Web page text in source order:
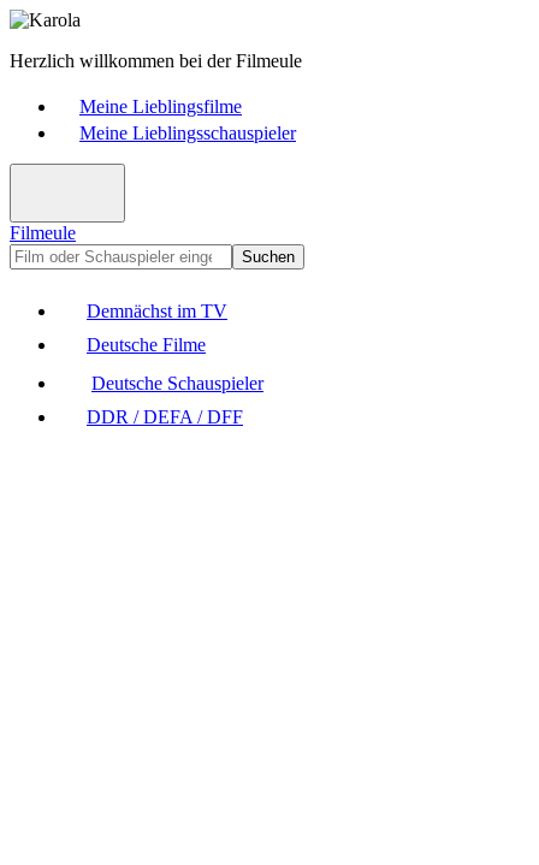
Herzlich willkommen bei der Filmeule
Meine Lieblingsfilme
Meine Lieblingsschauspieler
Filmeule
Suchen
Demnächst im TV
Deutsche Filme
Deutsche Schauspieler
DDR / DEFA / DFF